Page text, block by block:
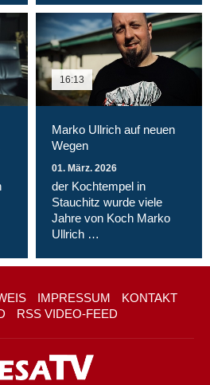
16:13
Marko Ullrich auf neuen
Wegen
01. März. 2026
der Kochtempel in
Stauchitz wurde viele
Jahre von Koch Marko
Ullrich …
IMPRESSUM
KONTAKT
RSS VIDEO-FEED